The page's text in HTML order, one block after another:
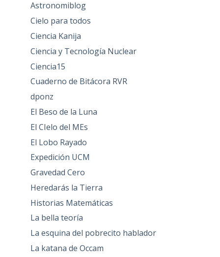
Astronomiblog
Cielo para todos
Ciencia Kanija
Ciencia y Tecnología Nuclear
Ciencia15
Cuaderno de Bitácora RVR
dponz
El Beso de la Luna
El CIelo del MEs
El Lobo Rayado
Expedición UCM
Gravedad Cero
Heredarás la Tierra
Historias Matemáticas
La bella teoría
La esquina del pobrecito hablador
La katana de Occam